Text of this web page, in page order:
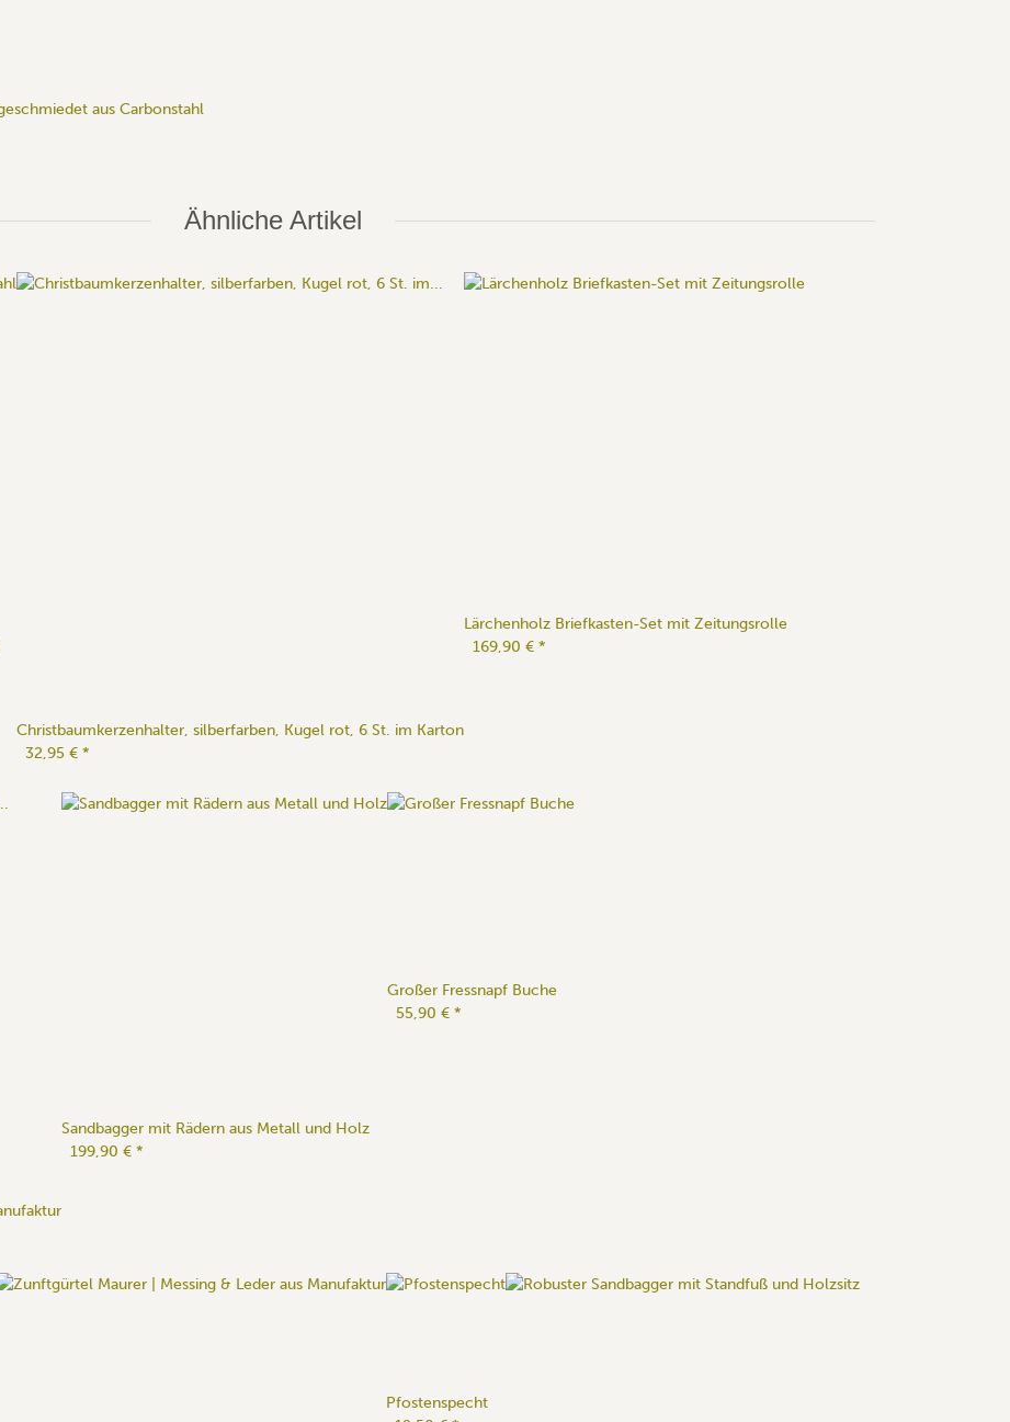
aus Carbonstahl
Ähnliche Artikel
Christbaumkerzenhalter, silberfarben, Kugel rot, 6 St. im Karton
32,95 € *
Lärchenholz Briefkasten-Set mit Zeitungsrolle
169,90 € *
Sandbagger mit Rädern aus Metall und Holz
199,90 € *
Großer Fressnapf Buche
55,90 € *
Pfostenspecht